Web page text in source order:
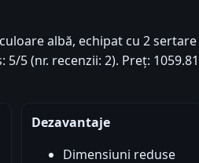
albă, echipat cu 2 sertare
5 (nr. recenzii: 2). Preț: 1059.81
Dezavantaje
Dimensiuni reduse